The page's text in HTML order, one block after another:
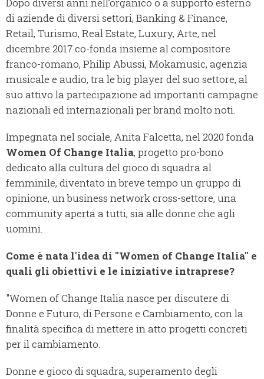
di aziende di diversi settori, Banking & Finance,
Retail, Turismo, Real Estate, Luxury, Arte, nel
dicembre 2017 co-fonda insieme al compositore
franco-romano, Philip Abussi, Mokamusic, agenzia
musicale e audio, tra le big player del suo settore, al
suo attivo la partecipazione ad importanti campagne
nazionali ed internazionali per brand molto noti.
Impegnata nel sociale, Anita Falcetta, nel 2020 fonda
Women Of Change Italia, progetto pro-bono
dedicato alla cultura del gioco di squadra al
femminile, diventato in breve tempo un gruppo di
opinione, un business network cross-settore, una
community aperta a tutti, sia alle donne che agli
uomini.
Come è nata l'idea di "Women of Change Italia" e
quali gli obiettivi e le iniziative intraprese?
"Women of Change Italia nasce per discutere di
Donne e Futuro, di Persone e Cambiamento, con la
finalità specifica di mettere in atto progetti concreti
per il cambiamento.
Donne e gioco di squadra, superamento degli